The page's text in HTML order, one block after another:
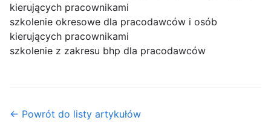
kierujących pracownikami
szkolenie okresowe dla pracodawców i osób
kierujących pracownikami
szkolenie z zakresu bhp dla pracodawców
← Powrót do listy artykułów